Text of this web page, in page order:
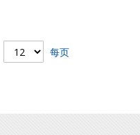
每页